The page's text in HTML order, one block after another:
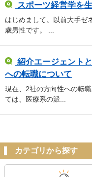
スポーツ経営学を
はじめまして。以前大手ゼ
歳男性です。 ...
紹介エージェント
への転職について
現在、2社の方向性への転
ては、医療系の派...
カテゴリから探す